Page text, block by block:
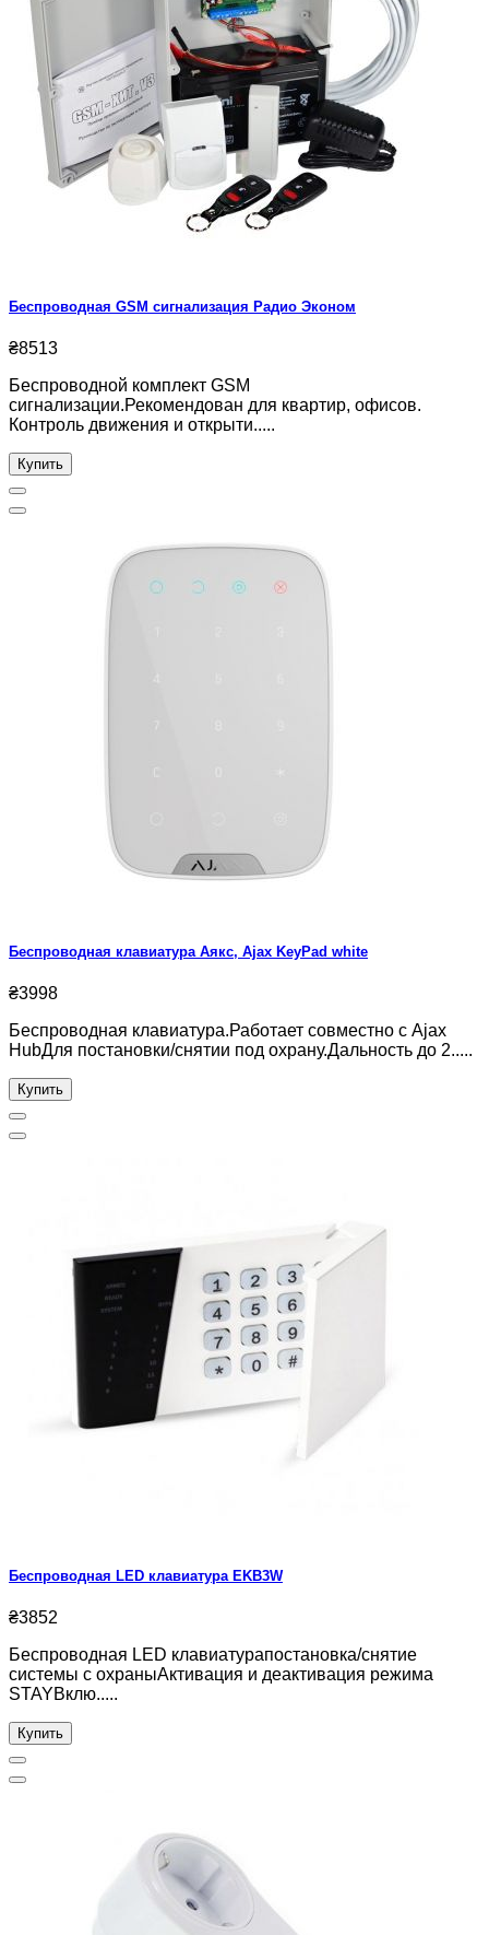
Беспроводная GSM сигнализация Радио Эконом
₴8513
Беспроводной комплект GSM
сигнализации.Рекомендован для квартир, офисов.
Контроль движения и открыти.....
Купить
Беспроводная клавиатура Аякс, Ajax KeyPad white
₴3998
Беспроводная клавиатура.Работает совместно с Ajax
HubДля постановки/снятии под охрану.Дальность до 2.....
Купить
Беспроводная LED клавиатура EKB3W
₴3852
Беспроводная LED клавиатурапостановка/снятие
системы с охраныАктивация и деактивация режима
STAYВклю.....
Купить